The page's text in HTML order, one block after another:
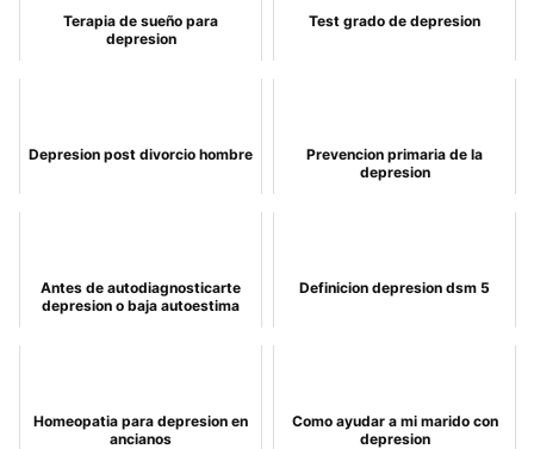
Terapia de sueño para
depresion
Test grado de depresion
Depresion post divorcio hombre
Prevencion primaria de la
depresion
Antes de autodiagnosticarte
depresion o baja autoestima
Definicion depresion dsm 5
Homeopatia para depresion en
ancianos
Como ayudar a mi marido con
depresion